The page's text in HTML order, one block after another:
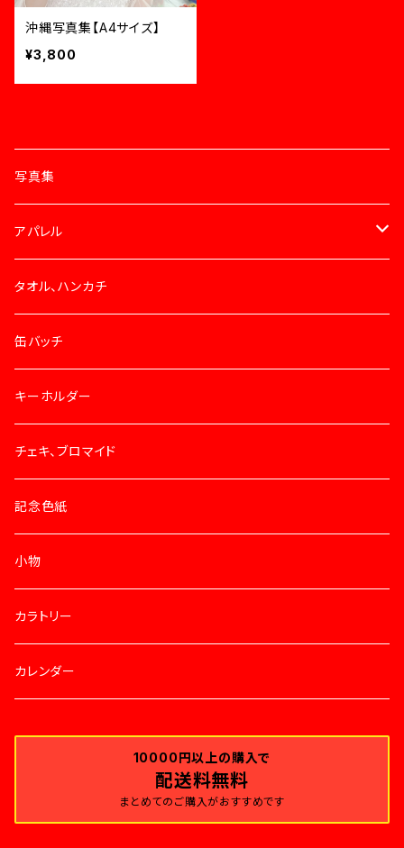
沖縄写真集【A4サイズ】
¥3,800
写真集
アパレル
Tシャツ
バッグ
帽子
タオル、ハンカチ
缶バッチ
キーホルダー
チェキ、ブロマイド
記念色紙
小物
カラトリー
カレンダー
10000円以上の購入で
配送料無料
まとめてのご購入がおすすめです